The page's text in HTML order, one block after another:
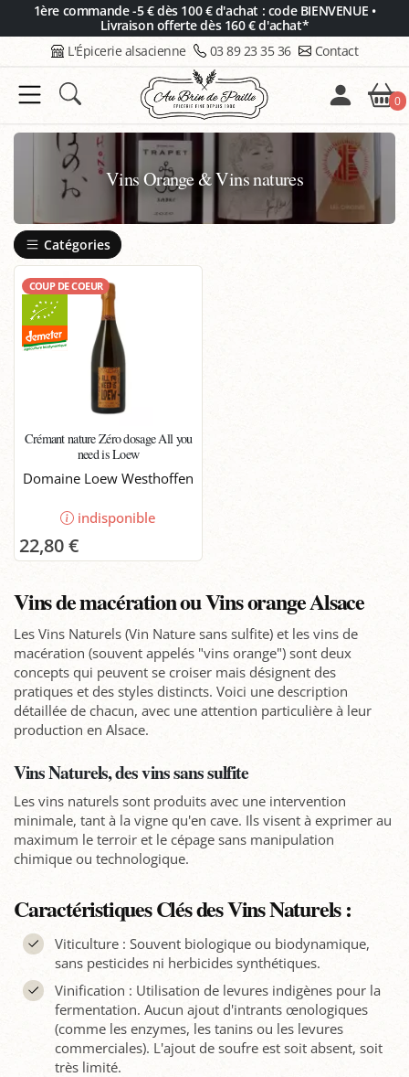
1ère commande -5 € dès 100 € d'achat : code BIENVENUE •
Livraison offerte dès 160 € d'achat*
L'Épicerie alsacienne 03 89 23 35 36 Contact
0
Vins Orange & Vins natures
Catégories
COUP DE COEUR
Crémant nature Zéro dosage All you
need is Loew
Domaine Loew Westhoffen
indisponible
22,80 €
Vins de macération ou Vins orange Alsace
Les Vins Naturels (Vin Nature sans sulfite) et les vins de
macération (souvent appelés "vins orange") sont deux
concepts qui peuvent se croiser mais désignent des
pratiques et des styles distincts. Voici une description
détaillée de chacun, avec une attention particulière à leur
production en Alsace.
Vins Naturels, des vins sans sulfite
Les vins naturels sont produits avec une intervention
minimale, tant à la vigne qu'en cave. Ils visent à exprimer au
maximum le terroir et le cépage sans manipulation
chimique ou technologique.
Caractéristiques Clés des Vins Naturels :
Viticulture : Souvent biologique ou biodynamique,
sans pesticides ni herbicides synthétiques.
Vinification : Utilisation de levures indigènes pour la
fermentation. Aucun ajout d'intrants œnologiques
(comme les enzymes, les tanins ou les levures
commerciales). L'ajout de soufre est soit absent, soit
très limité.
Panneau de gestion des cookies